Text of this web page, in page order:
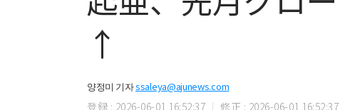
↑
양정미 기자ssaleya@ajunews.com
登録 : 2026-06-01 16:52:37 修正 : 2026-06-01 16:52:37